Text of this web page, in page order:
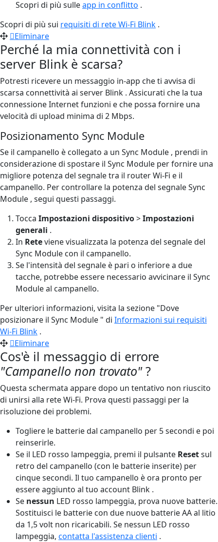
Scopri di più sulleapp in conflitto .
Scopri di più sui requisiti di rete Wi-Fi Blink .
Eliminare
Perché la mia connettività con i
server Blink è scarsa?
Potresti ricevere un messaggio in-app che ti avvisa di
scarsa connettività ai server Blink . Assicurati che la tua
connessione Internet funzioni e che possa fornire una
velocità di upload minima di 2 Mbps.
Posizionamento Sync Module
Se il campanello è collegato a un Sync Module , prendi in
considerazione di spostare il Sync Module per fornire una
migliore potenza del segnale tra il router Wi-Fi e il
campanello. Per controllare la potenza del segnale Sync
Module , segui questi passaggi.
Tocca Impostazioni dispositivo>Impostazioni
generali .
In Reteviene visualizzata la potenza del segnale del
Sync Module con il campanello.
Se l'intensità del segnale è pari o inferiore a due
tacche, potrebbe essere necessario avvicinare il Sync
Module al campanello.
Per ulteriori informazioni, visita la sezione "Dove
posizionare il Sync Module " di Informazioni sui requisiti
Wi-Fi Blink .
Eliminare
Cos'è il messaggio di errore
"Campanello non trovato"?
Questa schermata appare dopo un tentativo non riuscito
di unirsi alla rete Wi-Fi. Prova questi passaggi per la
risoluzione dei problemi.
Togliere le batterie dal campanello per 5 secondi e poi
reinserirle.
Se il LED rosso lampeggia, premi il pulsante Resetsul
retro del campanello (con le batterie inserite) per
cinque secondi. Il tuo campanello è ora pronto per
essere aggiunto al tuo account Blink .
Se nessun LED rosso lampeggia, prova nuove batterie.
Sostituisci le batterie con due nuove batterie AA al litio
da 1,5 volt non ricaricabili. Se nessun LED rosso
lampeggia, contatta l'assistenza clienti .